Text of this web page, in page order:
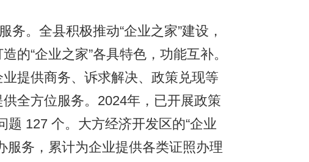
。全县积极推动“企业之家”建设，
的“企业之家”各具特色，功能互补。
提供商务、诉求解决、政策兑现等
全方位服务。2024年，已开展政策
127 个。大方经济开发区的“企业
服务，累计为企业提供各类证照办理